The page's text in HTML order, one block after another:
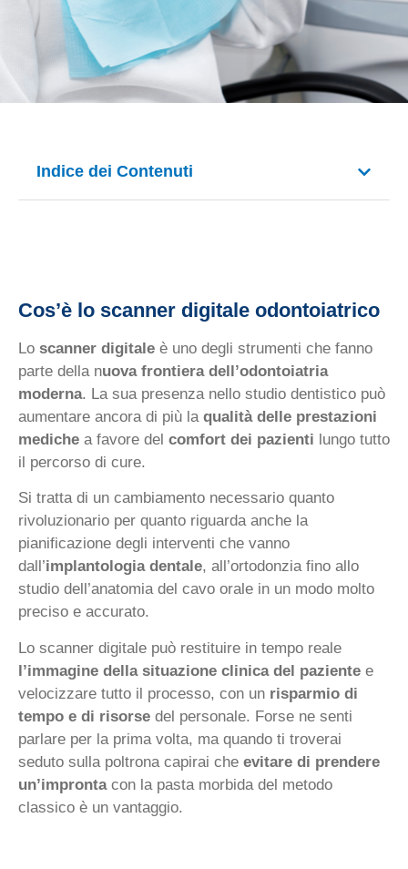
Indice dei Contenuti
Cos’è lo scanner digitale odontoiatrico
Lo scanner digitale è uno degli strumenti che fanno
parte della nuova frontiera dell’odontoiatria
moderna. La sua presenza nello studio dentistico può
aumentare ancora di più la qualità delle prestazioni
mediche a favore del comfort dei pazienti lungo tutto
il percorso di cure.
Si tratta di un cambiamento necessario quanto
rivoluzionario per quanto riguarda anche la
pianificazione degli interventi che vanno
dall’implantologia dentale, all’ortodonzia fino allo
studio dell’anatomia del cavo orale in un modo molto
preciso e accurato.
Lo scanner digitale può restituire in tempo reale
l’immagine della situazione clinica del paziente e
velocizzare tutto il processo, con un risparmio di
tempo e di risorse del personale. Forse ne senti
parlare per la prima volta, ma quando ti troverai
seduto sulla poltrona capirai che evitare di prendere
un’improntacon la pasta morbida del metodo
classico è un vantaggio.